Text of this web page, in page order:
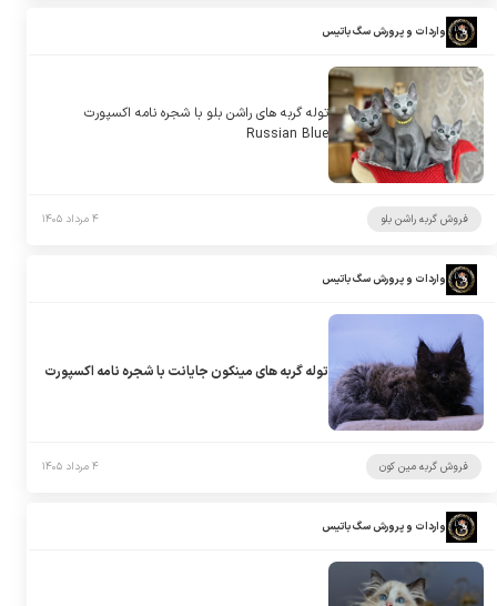
واردات و پرورش سگ باتیس
توله گربه های راشن بلو با شجره نامه اکسپورت
Russian Blue
فروش گربه راشن بلو ۴ مرداد ۱۴۰۵
واردات و پرورش سگ باتیس
توله گربه های مینکون جایانت با شجره نامه اکسپورت
فروش گربه مین کون ۴ مرداد ۱۴۰۵
واردات و پرورش سگ باتیس